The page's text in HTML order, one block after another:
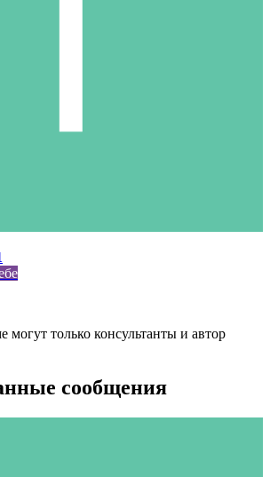
могут только консультанты и автор
сообщения